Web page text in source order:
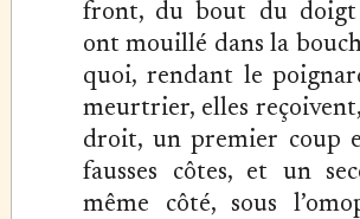
front, du bout du doigt
ont mouillé dans la
quoi, rendant le
meurtrier, elles
droit, un premier coup
fausses côtes, et un
même côté, sous